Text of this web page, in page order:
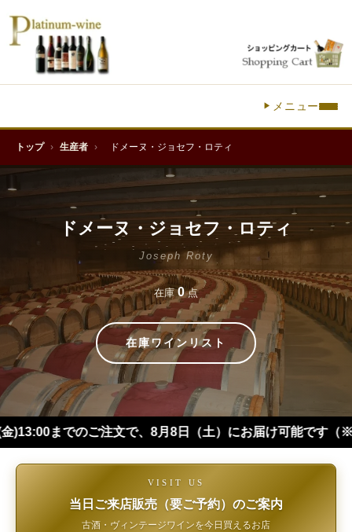
メニュー
トップ › 生産者 › ドメーヌ・ジョセフ・ロティ
ドメーヌ・ジョセフ・ロティ
Joseph Roty
在庫0点
在庫ワインリスト
文で、8月8日（土）にお届け可能です（※四国・中国
VISIT US
当日ご来店販売（要ご予約）のご案内
古酒・ヴィンテージワインを今日買えるお店